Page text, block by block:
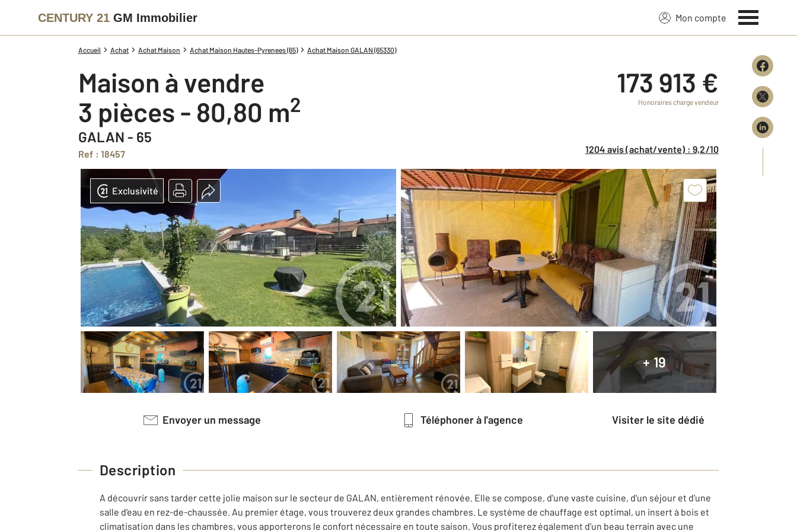
CENTURY 21 GM Immobilier Mon compte
Accueil Achat Achat Maison Achat Maison Hautes-Pyrenees (65) Achat Maison GALAN (65330)
Maison à vendre
3 pièces - 80,80 m2
GALAN - 65
Ref : 18457
173 913 €
Honoraires charge vendeur
1204 avis (achat/vente) : 9,2/10
+ 19
Exclusivité
Envoyer un message Téléphoner à l'agence Visiter le site dédié
Description
A découvrir sans tarder cette jolie maison sur le secteur de GALAN, entièrement rénovée. Elle se compose, d'une vaste cuisine, d'un séjour et d'une
salle d'eau en rez-de-chaussée. Au premier étage, vous trouverez deux grandes chambres. Le système de chauffage est optimal, un insert à bois et
climatisation dans les chambres, vous apporterons le confort nécessaire en toute saison. Vous profiterez également d'un beau terrain avec une